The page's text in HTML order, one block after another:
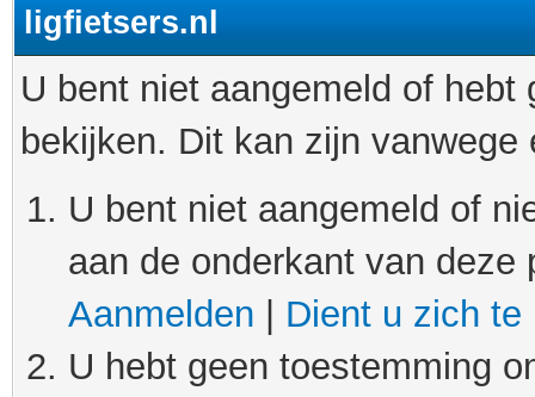
ligfietsers.nl
U bent niet aangemeld of
bekijken. Dit kan zijn
U bent niet aangemeld of
aan de onderkant van
Aanmelden
Dient u zich te
U hebt geen toestemming